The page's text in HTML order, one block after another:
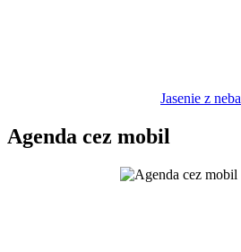
Jasenie z neba
Agenda cez mobil